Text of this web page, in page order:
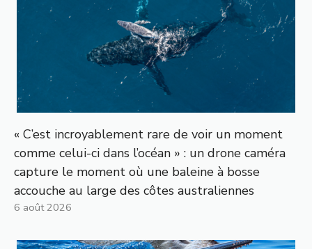
« C’est incroyablement rare de voir un moment
comme celui-ci dans l’océan » : un drone caméra
capture le moment où une baleine à bosse
accouche au large des côtes australiennes
6 août 2026